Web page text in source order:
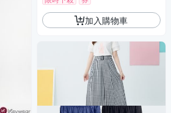
加入購物車